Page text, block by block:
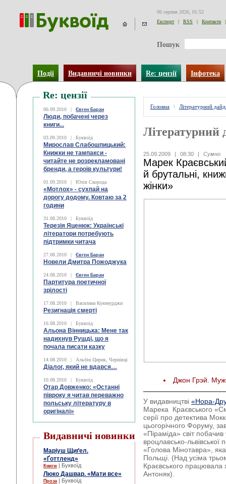
06 серпня 2026, 01:52
Експорт
| RSS | Контакти |
Пошук
Події Видавничі новинки Re: цензії Інфотека
Re: цензії
06.09.2010 | Євген Баран
Люди, побачені через
книги...
03.09.2010 | Буквоїд
Мирослав Слабошпицький:
Книжки не тампакси -
читайте не розрекламовані
бренди, а героїв культури!
01.09.2010 | Юлія Скорода
«Мотлох» - сухпай на
дорогу додому. Ковтаю за 2
години
31.08.2010 | Буквоїд
Терезія Яценюк: Українські
літератори потребують
підтримки читача
27.08.2010 | Євген Баран
Новели Дмитра Пожоджука
24.08.2010 | Євген Баран
Партитура поетичної
зрілості
17.08.2010 | Василина Куюмурджи
Резигнація смерті
16.08.2010 | Буквоїд
Альона Вінницька: Мене так
надихнув Рушді, що я
почала писати казку
14.08.2010 | Альбін Цирик, Чернівці
Діалог, який не вдався…
10.08.2010 | Буквоїд
Отар Довженко: «Останні
півроку я читав переважно
польську літературу в
оригіналі»
Видавничі новинки
Маріуш Щиґел.
«Ґоттленд»
Книги | Буквоїд
Люко Дашвар. «Мати все»
Проза | Буквоїд
Головна \ Літературний
Літературний
25.09.2009 | 08:30 | Сумно
Марек
й брутальні,
жінки»
Джон Грэй.
У видавництві «Нора-
Марека Краєвського
серії про детектива
цьогорічного Форуму,
«Піраміда» світ
вроцлавсько-львівської
«Голова Мінотавра»,
Польщі. (Над усіма
Краєвського працювала
Антоняк).